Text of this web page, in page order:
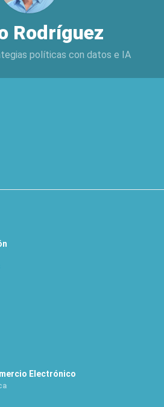
Rodríguez
políticas con datos e IA
Electrónico